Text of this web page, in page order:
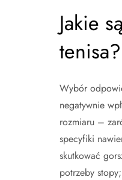
Jakie
tenisa?
Wybór
negatywnie
rozmiaru –
specyfiki
skutkować
potrzeby